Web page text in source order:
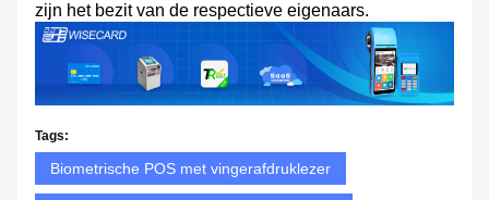
zijn het bezit van de respectieve eigenaars.
Tags:
Biometrische POS met vingerafdruklezer